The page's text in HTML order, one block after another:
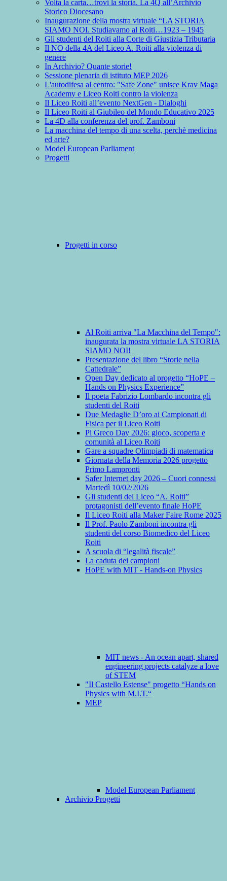
Volta la carta…trovi la storia. La 4Q all’Archivio
Storico Diocesano
Inaugurazione della mostra virtuale “LA STORIA
SIAMO NOI. Studiavamo al Roiti…1923 – 1945
Gli studenti del Roiti alla Corte di Giustizia Tributaria
Il NO della 4A del Liceo A. Roiti alla violenza di
genere
In Archivio? Quante storie!
Sessione plenaria di istituto MEP 2026
L'autodifesa al centro: "Safe Zone" unisce Krav Maga
Academy e Liceo Roiti contro la violenza
Il Liceo Roiti all’evento NextGen - Dialoghi
Il Liceo Roiti al Giubileo del Mondo Educativo 2025
La 4D alla conferenza del prof. Zamboni
La macchina del tempo di una scelta, perchè medicina
ed arte?
Model European Parliament
Progetti
Progetti in corso
Al Roiti arriva "La Macchina del Tempo":
inaugurata la mostra virtuale LA STORIA
SIAMO NOI!
Presentazione del libro “Storie nella
Cattedrale”
Open Day dedicato al progetto “HoPE –
Hands on Physics Experience”
Il poeta Fabrizio Lombardo incontra gli
studenti del Roiti
Due Medaglie D’oro ai Campionati di
Fisica per il Liceo Roiti
Pi Greco Day 2026: gioco, scoperta e
comunità al Liceo Roiti
Gare a squadre Olimpiadi di matematica
Giornata della Memoria 2026 progetto
Primo Lampronti
Safer Internet day 2026 – Cuori connessi
Martedì 10/02/2026
Gli studenti del Liceo “A. Roiti”
protagonisti dell’evento finale HoPE
Il Liceo Roiti alla Maker Faire Rome 2025
Il Prof. Paolo Zamboni incontra gli
studenti del corso Biomedico del Liceo
Roiti
A scuola di “legalità fiscale”
La caduta dei campioni
HoPE with MIT - Hands-on Physics
MIT news - An ocean apart, shared
engineering projects catalyze a love
of STEM
"Il Castello Estense" progetto “Hands on
Physics with M.I.T.“
MEP
Model European Parliament
Archivio Progetti